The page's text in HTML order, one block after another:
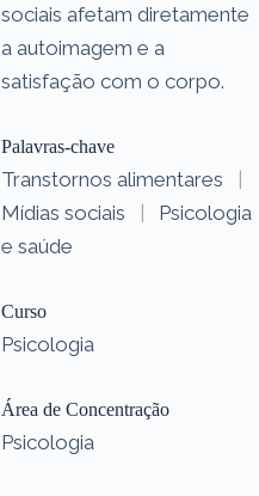
sociais afetam diretamente
a autoimagem e a
satisfação com o corpo.
Palavras-chave
Transtornos alimentares
|
Mídias sociais
|
Psicologia
e saúde
Curso
Psicologia
Área de Concentração
Psicologia